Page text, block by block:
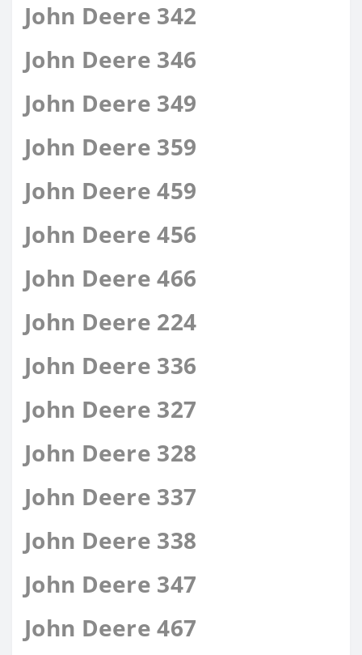
John Deere 342
John Deere 346
John Deere 349
John Deere 359
John Deere 459
John Deere 456
John Deere 466
John Deere 224
John Deere 336
John Deere 327
John Deere 328
John Deere 337
John Deere 338
John Deere 347
John Deere 467